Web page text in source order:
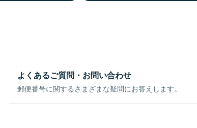
よくあるご質問・お問い合わせ
郵便番号に関するさまざまな疑問にお答えします。